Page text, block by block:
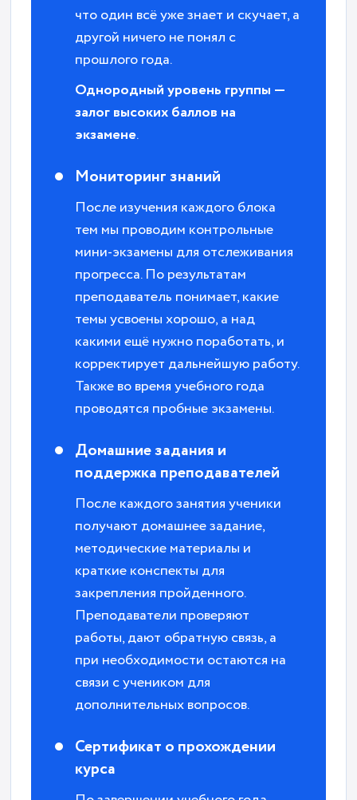
что один всё уже знает и скучает, а
другой ничего не понял с
прошлого года.
Однородный уровень группы —
залог высоких баллов на
экзамене.
Мониторинг знаний
После изучения каждого блока
тем мы проводим контрольные
мини-экзамены для отслеживания
прогресса. По результатам
преподаватель понимает, какие
темы усвоены хорошо, а над
какими ещё нужно поработать, и
корректирует дальнейшую работу.
Также во время учебного года
проводятся пробные экзамены.
Домашние задания и
поддержка преподавателей
После каждого занятия ученики
получают домашнее задание,
методические материалы и
краткие конспекты для
закрепления пройденного.
Преподаватели проверяют
работы, дают обратную связь, а
при необходимости остаются на
связи с учеником для
дополнительных вопросов.
Сертификат о прохождении
курса